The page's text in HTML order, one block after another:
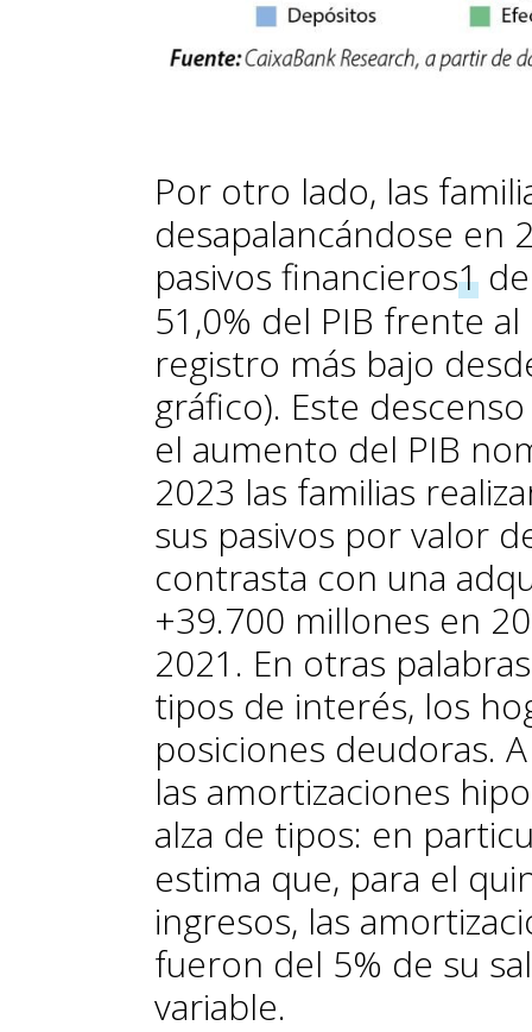
Por otro lado, las
desapalancándose en
pasivos financieros1
51,0% del PIB frente
registro más bajo
gráfico). Este
el aumento del PIB
2023 las familias
sus pasivos por valor
contrasta con una
+39.700 millones en
2021. En otras
tipos de interés, los
posiciones deudoras.
las amortizaciones
alza de tipos: en
estima que, para el
ingresos, las
fueron del 5% de su
variable.